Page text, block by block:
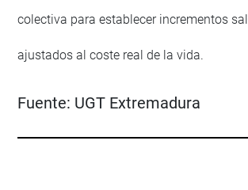
colectiva para establecer incrementos
ajustados al coste real de la vida.
Fuente: UGT Extremadura